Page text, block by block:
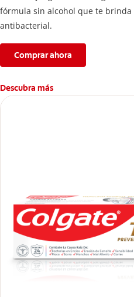
fórmula sin alcohol que te
antibacterial.
Comprar ahora
Descubra más